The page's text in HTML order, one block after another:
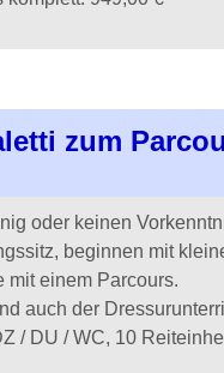
zum
oder keinen
beginnen mit
mit einem Parcours.
auch der
/ DU / WC, 10